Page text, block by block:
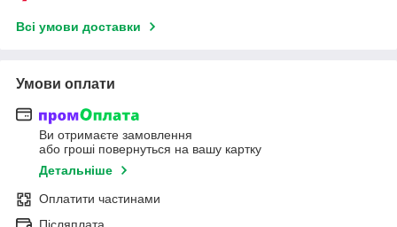
Всі умови доставки
Умови оплати
Ви отримаєте замовлення
або гроші повернуться на вашу картку
Детальніше
Оплатити частинами